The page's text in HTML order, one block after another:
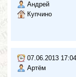
Андрей
Купчино
07.06.2013 17:04
Артём